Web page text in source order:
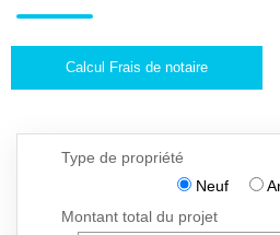
Calcul Frais de notaire